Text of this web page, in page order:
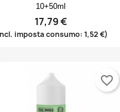
10+50ml
17,79 €
imposta consumo: 1,52 €)
favorite_border